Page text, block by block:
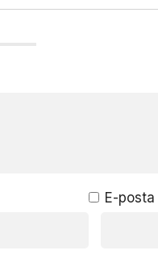
E-posta